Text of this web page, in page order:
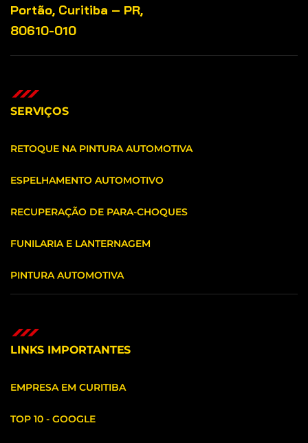
Portão, Curitiba – PR,
80610-010
SERVIÇOS
RETOQUE NA PINTURA AUTOMOTIVA
ESPELHAMENTO AUTOMOTIVO
RECUPERAÇÃO DE PARA-CHOQUES
FUNILARIA E LANTERNAGEM
PINTURA AUTOMOTIVA
LINKS IMPORTANTES
EMPRESA EM CURITIBA
TOP 10 - GOOGLE